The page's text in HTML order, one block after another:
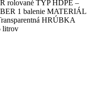
rolované TYP HDPE –
1 balenie MATERIÁL
HRÚBKA
litrov